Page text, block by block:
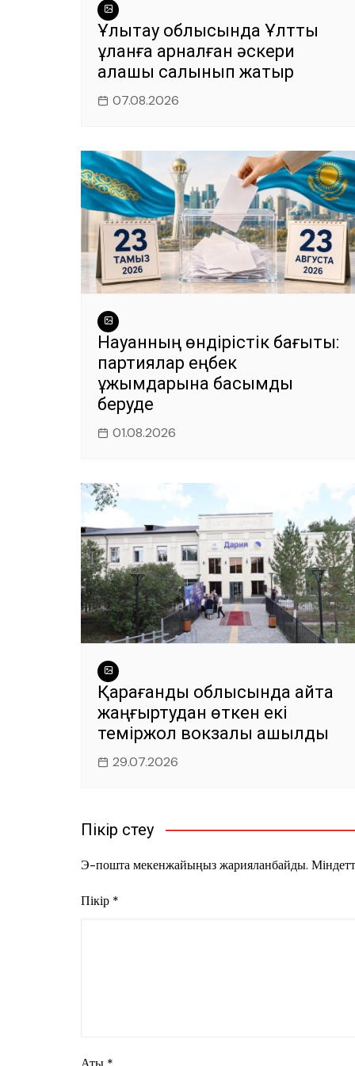
Ұлытау облысында Ұлттық
ұланға арналған әскери
қалашық салынып жатыр
07.08.2026
Науқанның өндірістік бағыты:
партиялар еңбек
ұжымдарына басымдық
беруде
01.08.2026
Қарағанды облысында қайта
жаңғыртудан өткен екі
теміржол вокзалы ашылды
29.07.2026
Пікір үстеу
Э-пошта мекенжайыңыз жарияланбайды.
Пікір *